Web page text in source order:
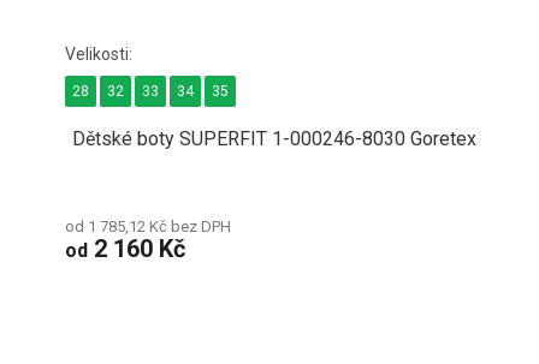
Dětské boty SUPERFIT 1-000246-8030 Goretex
od 1 785,12 Kč bez DPH
od 2 160 Kč
28 32 33 34 35